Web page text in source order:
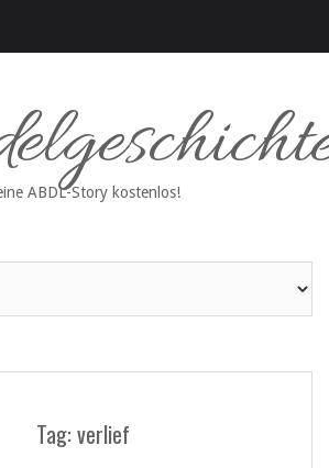
ABDL-Story kostenlos!
Tag: verlief